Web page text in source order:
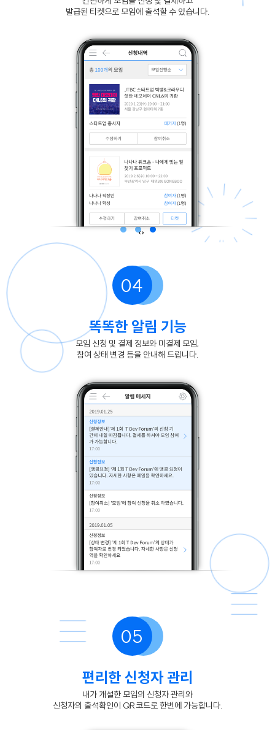
발급된 티켓으로 모임에 출석할 수 있습니다.
‹›
04
똑똑한 알림 기능
모임 신청 및 결제 정보와 미결제 모임,
참여 상태 변경 등을 안내해 드립니다.
05
편리한 신청자 관리
내가 개설한 모임의 신청자 관리와
신청자의 출석확인이 QR코드로 한번에 가능합니다.